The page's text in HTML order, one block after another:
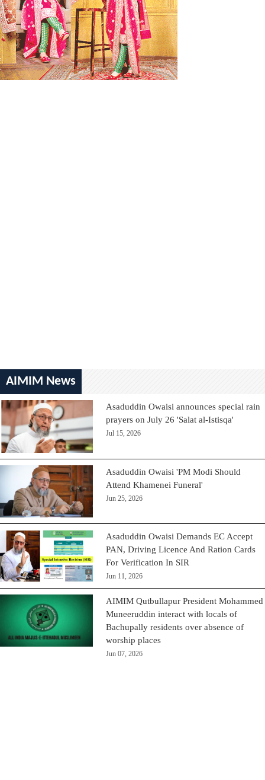
AIMIM News
Asaduddin Owaisi announces special rain
prayers on July 26 'Salat al-Istisqa'
Jul 15, 2026
Asaduddin Owaisi 'PM Modi Should
Attend Khamenei Funeral'
Jun 25, 2026
Asaduddin Owaisi Demands EC Accept
PAN, Driving Licence And Ration Cards
For Verification In SIR
Jun 11, 2026
AIMIM Qutbullapur President Mohammed
Muneeruddin interact with locals of
Bachupally residents over absence of
worship places
Jun 07, 2026